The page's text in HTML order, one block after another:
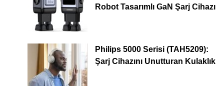
Robot Tasarımlı GaN Şarj Cihazı
Philips 5000 Serisi (TAH5209):
Şarj Cihazını Unutturan Kulaklık